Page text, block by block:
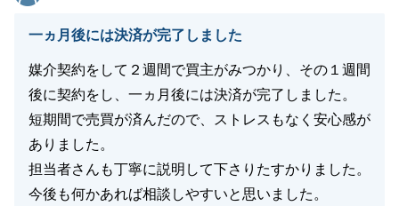
一ヵ月後には決済が完了しました
媒介契約をして２週間で買主がみつかり、その１週間
後に契約をし、一ヵ月後には決済が完了しました。
短期間で売買が済んだので、ストレスもなく安心感が
ありました。
担当者さんも丁寧に説明して下さりたすかりました。
今後も何かあれば相談しやすいと思いました。